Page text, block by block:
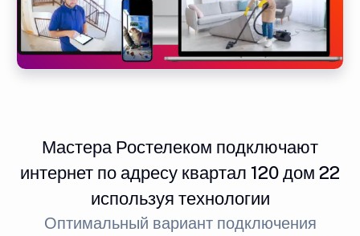
Мастера Ростелеком подключают
интернет по адресу квартал 120 дом 22
используя технологии
Оптимальный вариант подключения